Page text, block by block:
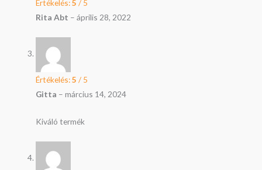
Értékelés:5 / 5
Rita Abt – április 28, 2022
Értékelés:5 / 5
Gitta – március 14, 2024
Kiváló termék